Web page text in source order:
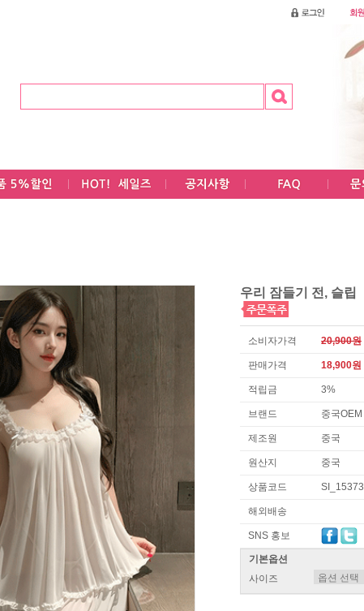
우리 잠들기 전, 슬립
소비자가격 20,900원
판매가격 18,900원
적립금 3%
브랜드 중국OEM
제조원 중국
원산지 중국
상품코드 SI_15373
해외배송
SNS 홍보
기본옵션
사이즈